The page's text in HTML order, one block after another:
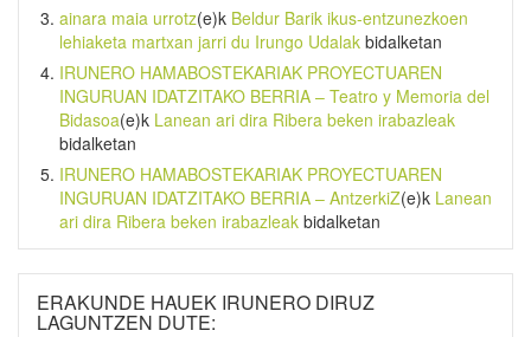
ainara maia urrotz(e)k Beldur Barik ikus-entzunezkoen
lehiaketa martxan jarri du Irungo Udalak bidalketan
IRUNERO HAMABOSTEKARIAK PROYECTUAREN
INGURUAN IDATZITAKO BERRIA – Teatro y Memoria del
Bidasoa(e)k Lanean ari dira Ribera beken irabazleak
bidalketan
IRUNERO HAMABOSTEKARIAK PROYECTUAREN
INGURUAN IDATZITAKO BERRIA – AntzerkiZ(e)k Lanean
ari dira Ribera beken irabazleak bidalketan
ERAKUNDE HAUEK IRUNERO DIRUZ
LAGUNTZEN DUTE: